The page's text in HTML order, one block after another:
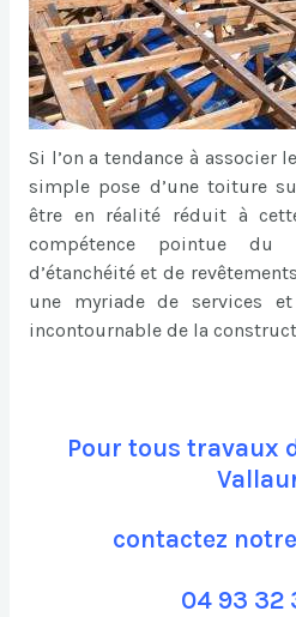
Si l’on a tendance à associer
simple pose d’une toiture
être en réalité réduit à
compétence pointue du
d’étanchéité et de
une myriade de services
incontournable de la
Pour tous travaux
contactez
04 93 32